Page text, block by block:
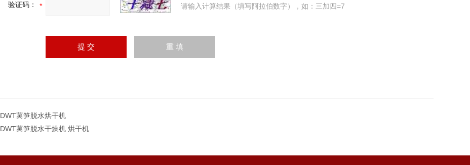
验证码： 请输入计算结果（填写阿拉伯数字），如：三加四=7
DWT莴笋脱水烘干机
DWT莴笋脱水干燥机 烘干机